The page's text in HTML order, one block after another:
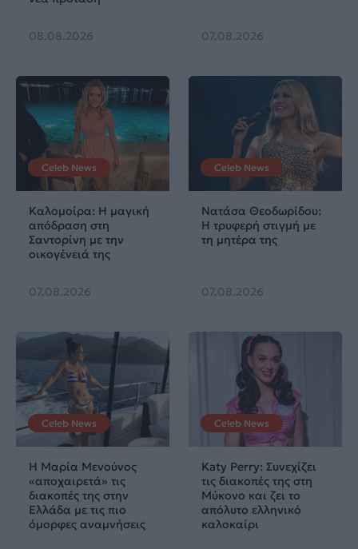
08.08.2026 07.08.2026
Celeb News
Καλομοίρα: Η μαγική
απόδραση στη
Σαντορίνη με την
οικογένειά της
07.08.2026
Celeb News
Νατάσα Θεοδωρίδου:
Η τρυφερή στιγμή με
τη μητέρα της
07.08.2026
Celeb News
Η Μαρία Μενούνος
«αποχαιρετά» τις
διακοπές της στην
Ελλάδα με τις πιο
όμορφες αναμνήσεις
Celeb News
Katy Perry: Συνεχίζει
τις διακοπές της στη
Μύκονο και ζει το
απόλυτο ελληνικό
καλοκαίρι